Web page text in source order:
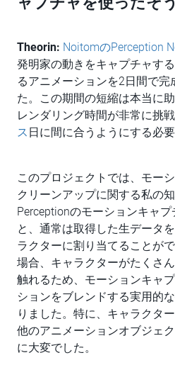
Theorin: NoitomのPerception
発明家の動きをキャプチャす
るアニメーションを2日間で完
た。この期間の短縮は本当に
レンダリング時間が非常に挑戦
ス 日に間に合うようにする必
このプロジェクトでは、モー
クリーンアップに関する私の
Perceptionのモーションキャ
と、通常は取得した生データ
ラクターに割り当てることが
場合、キャラクターがたくさ
触れるため、モーションキャ
ションをブレンドする実用的
りました。特に、キャラクタ
他のアニメーションオブジェ
に大変でした。